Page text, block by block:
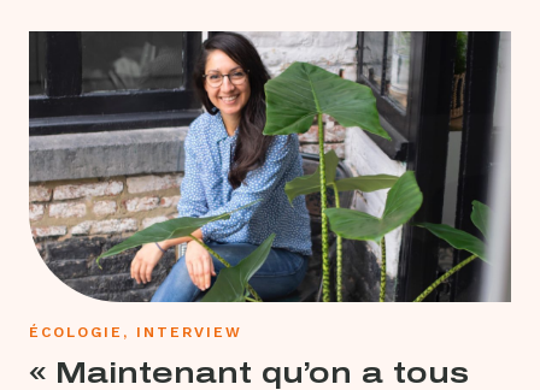
ÉCOLOGIE, INTERVIEW
« Maintenant qu’on a tous